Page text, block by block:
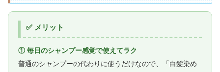
✅ メリット
① 毎日のシャンプー感覚で使えてラク
普通のシャンプーの代わりに使うだけなので、「白髪染め